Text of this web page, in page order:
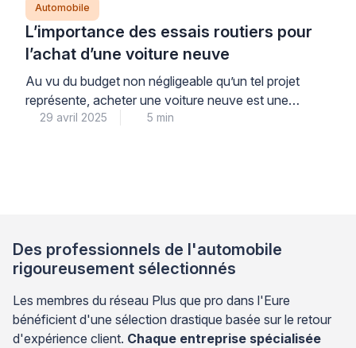
Automobile
L’importance des essais routiers pour
l’achat d’une voiture neuve
Au vu du budget non négligeable qu’un tel projet
représente, acheter une voiture neuve est une
décision majeure pour bon nombre d’automobilistes.
29 avril 2025 5 min
Des professionnels de l'automobile
rigoureusement sélectionnés
Les membres du réseau Plus que pro dans l'Eure
bénéficient d'une sélection drastique basée sur le retour
d'expérience client. Chaque entreprise spécialisée